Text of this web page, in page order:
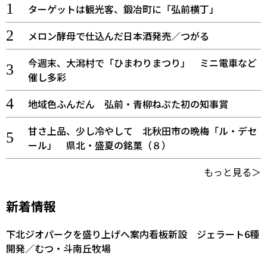
ターゲットは観光客、鍛冶町に「弘前横丁」
メロン酵母で仕込んだ日本酒発売／つがる
今週末、大潟村で「ひまわりまつり」 ミニ電車など
催し多彩
地域色ふんだん 弘前・青柳ねぷた初の知事賞
甘さ上品、少し冷やして 北秋田市の晩梅「ル・デセ
ール」 県北・盛夏の銘菓（８）
もっと見る＞
新着情報
下北ジオパークを盛り上げへ案内看板新設 ジェラート6種
開発／むつ・斗南丘牧場